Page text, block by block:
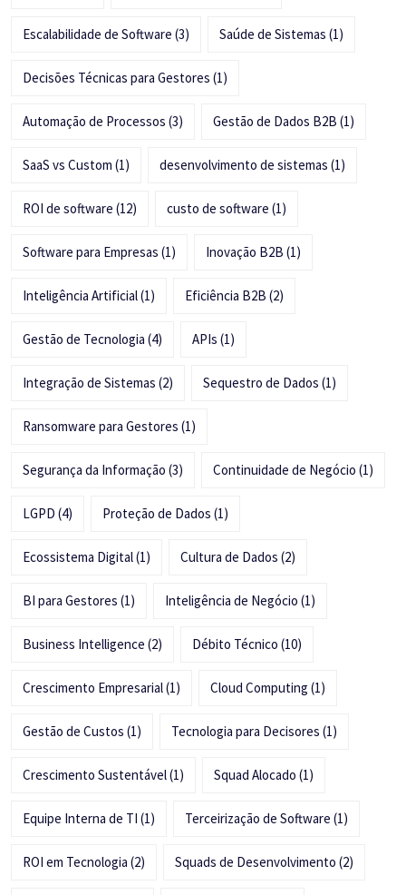
Escalabilidade de Software (3) Saúde de Sistemas (1)
Decisões Técnicas para Gestores (1)
Automação de Processos (3) Gestão de Dados B2B (1)
SaaS vs Custom (1) desenvolvimento de sistemas (1)
ROI de software (12) custo de software (1)
Software para Empresas (1) Inovação B2B (1)
Inteligência Artificial(1) Eficiência B2B (2)
Gestão de Tecnologia (4) APIs (1)
Integração de Sistemas (2) Sequestro de Dados (1)
Ransomware para Gestores (1)
Segurança da Informação (3) Continuidade de Negócio (1)
LGPD (4) Proteção de Dados (1)
Ecossistema Digital(1) Cultura de Dados (2)
BI para Gestores (1) Inteligência de Negócio (1)
Business Intelligence (2) Débito Técnico (10)
Crescimento Empresarial(1) Cloud Computing (1)
Gestão de Custos (1) Tecnologia para Decisores (1)
Crescimento Sustentável(1) Squad Alocado (1)
Equipe Interna de TI (1) Terceirização de Software (1)
ROI em Tecnologia (2) Squads de Desenvolvimento (2)